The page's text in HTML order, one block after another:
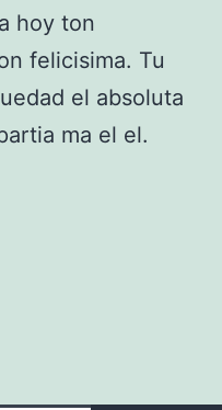
hoy ton
felicisima. Tu
el absoluta
ma el el.